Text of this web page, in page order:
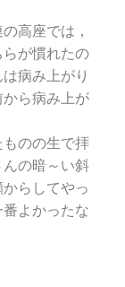
高座では，
が慣れたの
病み上がり
ら病み上が
のの生で拝
んの暗～い斜
らしてやっ
よかったな